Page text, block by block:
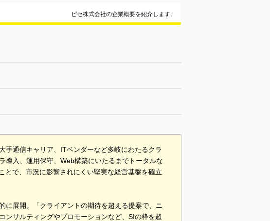
ピセ株式会社の企業概要を紹介します。
手通信キャリア、ITベンダーなど多岐にわたるクラ
導入、運用保守、Web構築にいたるまでトータルな
とで、市況に影響されにくい堅実な経営基盤を確立
に展開。「クライアントの期待を超える提案で、ニ
ンサルティングやプロモーションなど、SIの枠を超